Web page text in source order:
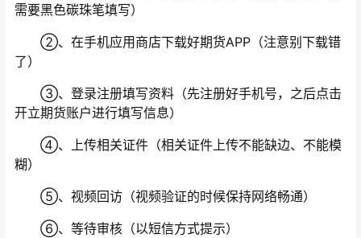
需要黑色碳珠笔填写）
②、在手机应用商店下载好期货APP（注意别下载错
了）
③、登录注册填写资料（先注册好手机号，之后点击
开立期货账户进行填写信息）
④、上传相关证件（相关证件上传不能缺边、不能模
糊）
⑤、视频回访（视频验证的时候保持网络畅通）
⑥、等待审核（以短信方式提示）